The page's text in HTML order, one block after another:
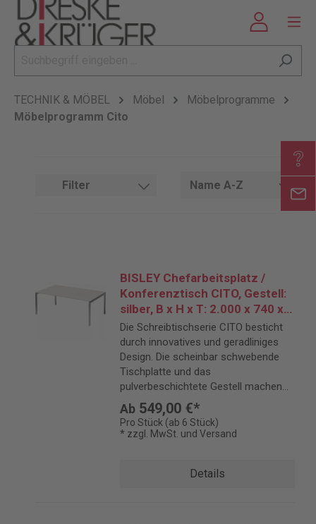
TECHNIK & MÖBEL Möbel
Möbelprogramme
Möbelprogramm Cito
Filter
BISLEY Chefarbeitsplatz /
Konferenztisch CITO, Gestell:
silber, B x H x T: 2.000 x 740 x
1.200 mm
Die Schreibtischserie CITO besticht
durch innovatives und geradliniges
Design. Die scheinbar schwebende
Tischplatte und das
pulverbeschichtete Gestell machen
CITO zu einem eleganten Blickfang.
Ab 549,00 €*
Pro Stück (ab 6 Stück)
* zzgl. MwSt. und Versand
Details